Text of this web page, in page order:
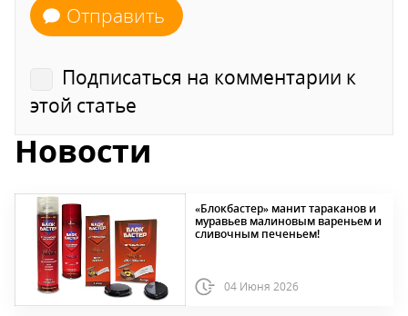
Отправить
Подписаться на комментарии к
этой статье
Новости
«Блокбастер» манит тараканов и
муравьев малиновым вареньем и
сливочным печеньем!
04 Июня 2026